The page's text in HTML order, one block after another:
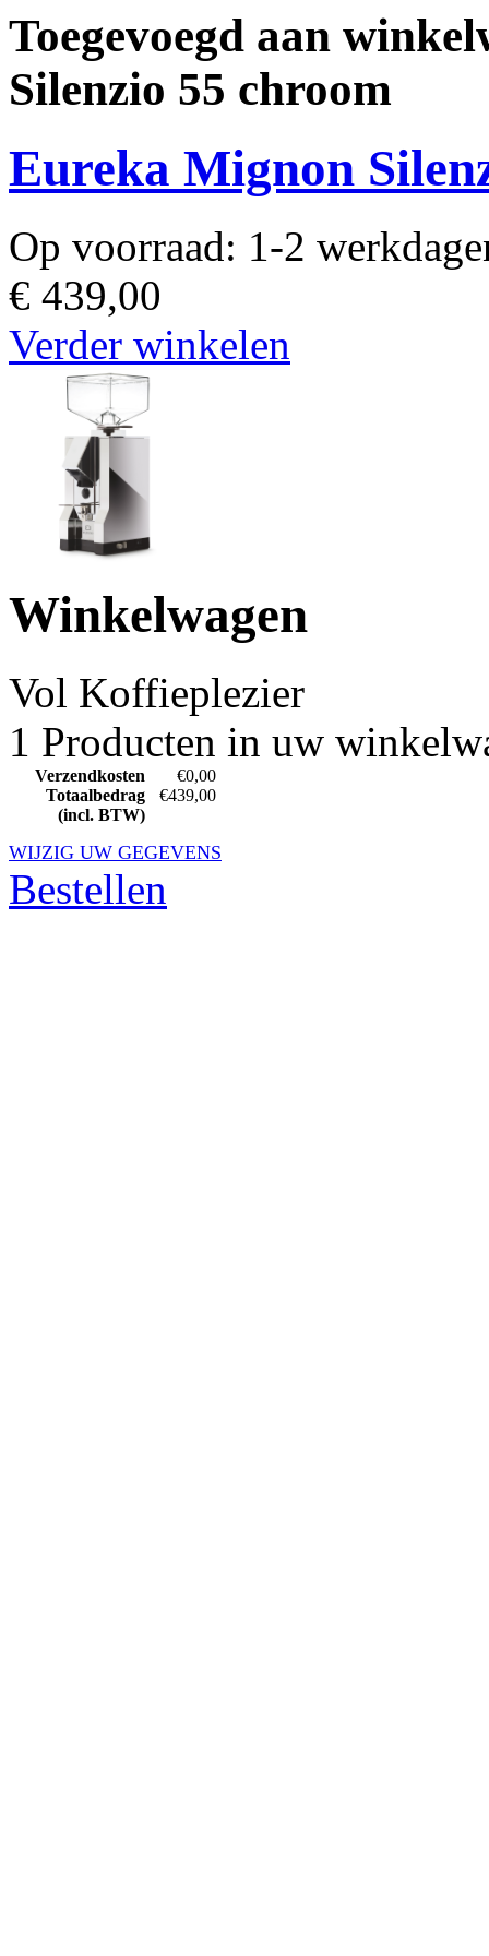
Toegevoegd aan
Silenzio 55 chroom
Eureka Mignon
Op voorraad: 1-2
€ 439,00
Verder winkelen
Winkelwagen
Vol Koffieplezier
1 Producten in uw
Verzendkosten
€0,00
Totaalbedrag
(incl. BTW)
€439,00
WIJZIG UW GEGEVENS
Bestellen